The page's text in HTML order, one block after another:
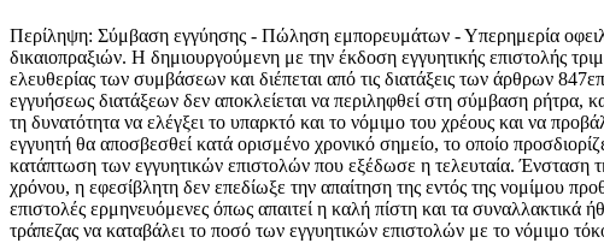
Περίληψη: Σύμβαση εγγύησης - Πώληση εμπορευμάτων - Υπερημερία
δικαιοπραξιών. Η δημιουργούμενη με την έκδοση εγγυητικής επιστολής
ελευθερίας των συμβάσεων και διέπεται από τις διατάξεις των άρθρων
εγγυήσεως διατάξεων δεν αποκλείεται να περιληφθεί στη σύμβαση ρήτρα,
τη δυνατότητα να ελέγξει το υπαρκτό και το νόμιμο του χρέους και να
εγγυητή θα αποσβεσθεί κατά ορισμένο χρονικό σημείο, το οποίο
κατάπτωση των εγγυητικών επιστολών που εξέδωσε η τελευταία. Ένσταση
χρόνου, η εφεσίβλητη δεν επεδίωξε την απαίτηση της εντός της νομίμου
επιστολές ερμηνευόμενες όπως απαιτεί η καλή πίστη και τα
τράπεζας να καταβάλει το ποσό των εγγυητικών επιστολών με το νόμιμο